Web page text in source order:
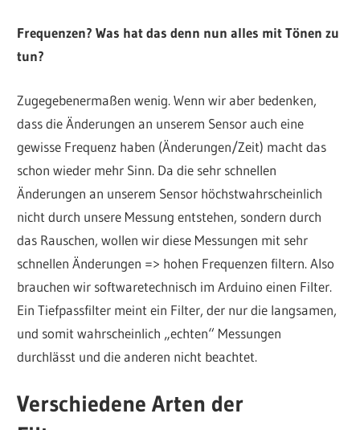
Frequenzen? Was hat das denn nun alles mit Tönen zu
tun?
Zugegebenermaßen wenig. Wenn wir aber bedenken,
dass die Änderungen an unserem Sensor auch eine
gewisse Frequenz haben (Änderungen/Zeit) macht das
schon wieder mehr Sinn. Da die sehr schnellen
Änderungen an unserem Sensor höchstwahrscheinlich
nicht durch unsere Messung entstehen, sondern durch
das Rauschen, wollen wir diese Messungen mit sehr
schnellen Änderungen => hohen Frequenzen filtern. Also
brauchen wir softwaretechnisch im Arduino einen Filter.
Ein Tiefpassfilter meint ein Filter, der nur die langsamen,
und somit wahrscheinlich „echten“ Messungen
durchlässt und die anderen nicht beachtet.
Verschiedene Arten der